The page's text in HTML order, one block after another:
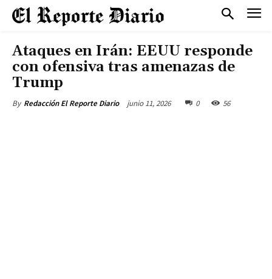
Ataques en Irán: EEUU responde
con ofensiva tras amenazas de
Trump
By Redacción El Reporte Diario junio 11, 2026 0 56